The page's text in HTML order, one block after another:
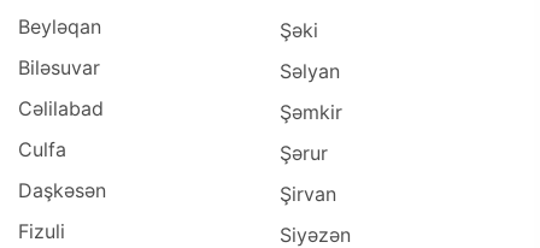
Beyləqan
Biləsuvar
Cəlilabad
Culfa
Daşkəsən
Fizuli
Şəki
Səlyan
Şəmkir
Şərur
Şirvan
Siyəzən